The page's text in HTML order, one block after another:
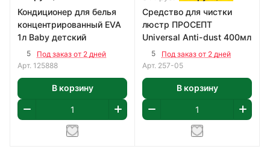
Кондиционер для белья
концентрированный EVA
1л Baby детский
5
Под заказ от 2 дней
Арт. 125888
В корзину
Средство для чистки
люстр ПРОСЕПТ
Universal Anti-dust 400мл
5
Под заказ от 2 дней
Арт. 257-05
В корзину